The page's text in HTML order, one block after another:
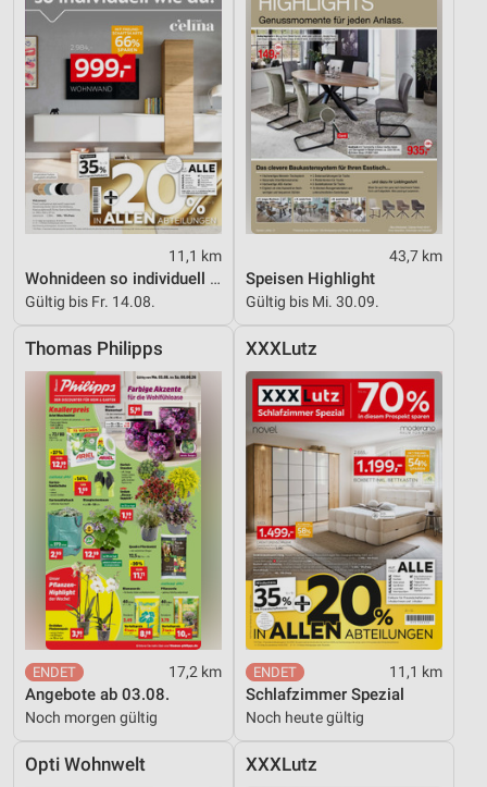
11,1 km
Wohnideen so individuell wie du!
Gültig bis Fr. 14.08.
43,7 km
Speisen Highlight
Gültig bis Mi. 30.09.
Thomas Philipps
17,2 km
Angebote ab 03.08.
Noch morgen gültig
XXXLutz
11,1 km
Schlafzimmer Spezial
Noch heute gültig
Opti Wohnwelt XXXLutz